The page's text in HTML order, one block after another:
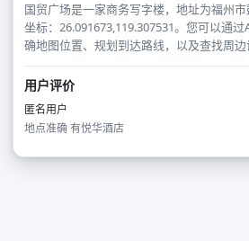
国贸广场是一家商务写字楼，地址为福州
坐标：26.091673,119.307531。您可以通
确地图位置、规划到达路线，以及查找周边
用户评价
匿名用户
地点准确 有悦华酒店